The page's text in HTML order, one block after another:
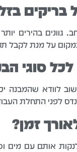
בריקים
גוונים בהירים
על מנת לקבל
סוגי
לוודא
לפני התחלת
זמן?
אותם עם מים